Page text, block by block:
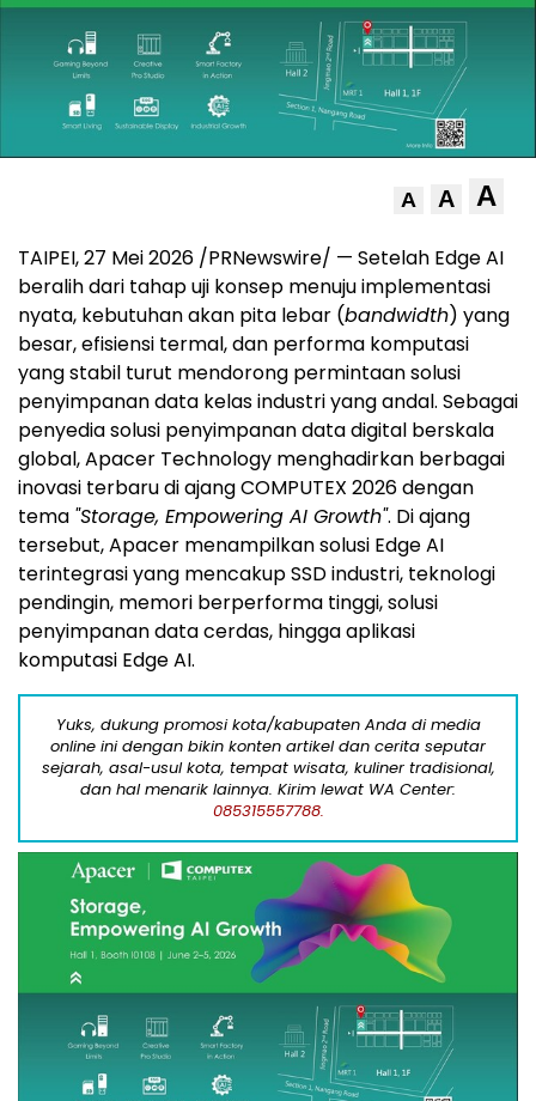
A A A
TAIPEI, 27 Mei 2026 /PRNewswire/ — Setelah Edge AI
beralih dari tahap uji konsep menuju implementasi
nyata, kebutuhan akan pita lebar (bandwidth) yang
besar, efisiensi termal, dan performa komputasi
yang stabil turut mendorong permintaan solusi
penyimpanan data kelas industri yang andal. Sebagai
penyedia solusi penyimpanan data digital berskala
global, Apacer Technology menghadirkan berbagai
inovasi terbaru di ajang COMPUTEX 2026 dengan
tema "Storage, Empowering AI Growth". Di ajang
tersebut, Apacer menampilkan solusi Edge AI
terintegrasi yang mencakup SSD industri, teknologi
pendingin, memori berperforma tinggi, solusi
penyimpanan data cerdas, hingga aplikasi
komputasi Edge AI.
Yuks, dukung promosi kota/kabupaten Anda di media
online ini dengan bikin konten artikel dan cerita seputar
sejarah, asal-usul kota, tempat wisata, kuliner tradisional,
dan hal menarik lainnya. Kirim lewat WA Center:
085315557788.